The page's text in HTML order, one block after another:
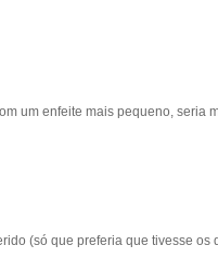
um enfeite mais pequeno, seria
(só que preferia que tivesse